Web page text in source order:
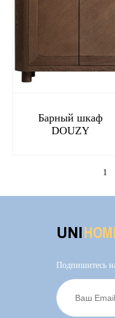
Барный шкаф
DOUZY
1
Подпишитесь